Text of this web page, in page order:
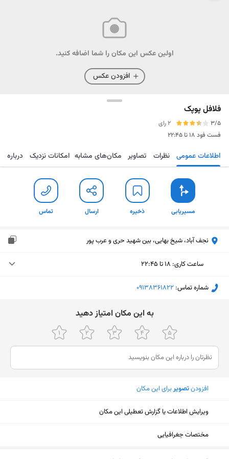
اولین عکس این مکان را شما اضافه کنید.
افزودن عکس
فلافل پوپک
3/5
2 رای
فست فود ۱۸ تا ۲۲:۴۵
مسیریابی ذخیره ارسال تماس اطلاعات عمومی نظرات تصاویر مکان‌های مشابه امکانات نزدیک درباره
مسیریابی ذخیره ارسال تماس
نجف آباد، شیخ بهایی، بین شهید حری و عرب پور
ساعت کاری: ۱۸ تا ۲۲:۴۵
دوشنبه (امروز)
پنجشنبه
۱۸ تا ۲۲:۴۵
جمعه
۱۸ تا ۲۲:۴۵
شنبه
یکشنبه
شماره تماس: ‎09138361822
ﺑﻪ اﯾﻦ ﻣﮑﺎن اﻣﺘﯿﺎز دﻫﯿﺪ
افزودنتصویربرای این مکان
ویرایش اطلاعات یا گزارش تعطیلی این مکان
مختصات جغرافیایی